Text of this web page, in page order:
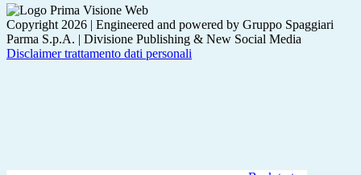
Copyright 2026 | Engineered and powered by Gruppo Spaggiari
Parma S.p.A. | Divisione Publishing & New Social Media
Disclaimer trattamento dati personali